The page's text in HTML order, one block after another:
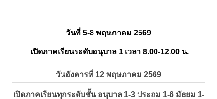
วันที่ 5-8 พฤษภาคม 2569
เปิดภาคเรียนระดับอนุบาล 1 เวลา 8.00-12.00 น.
วันอังคารที่ 12 พฤษภาคม 2569
เปิดภาคเรียนทุกระดับชั้น อนุบาล 1-3 ประถม 1-6 มัธยม 1-